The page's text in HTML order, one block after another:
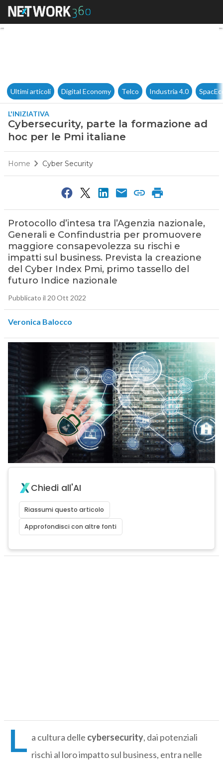
Cybersecurity, parte la
Ultimi articoli Digital Economy Telco Industria 4.0
L'INIZIATIVA
Cybersecurity, parte la formazione ad
hoc per le Pmi italiane
Home Cyber Security
Protocollo d’intesa tra l’Agenzia nazionale,
Generali e Confindustria per promuovere
maggiore consapevolezza su rischi e
impatti sul business. Prevista la creazione
del Cyber Index Pmi, primo tassello del
futuro Indice nazionale
Pubblicato il 20 Ott 2022
Veronica Balocco
Chiedi all'AI
Riassumi questo articolo
Approfondisci con altre fonti
L a cultura delle cybersecurity, dai potenziali
rischi al loro impatto sul business, entra nelle